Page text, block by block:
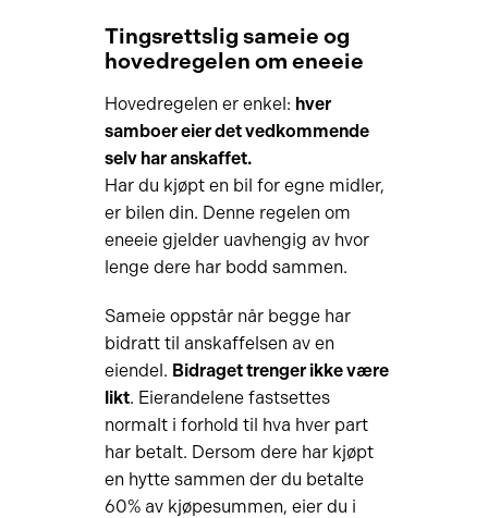
Tingsrettslig sameie og
hovedregelen om eneeie
Hovedregelen er enkel: hver
samboer eier det vedkommende
selv har anskaffet.
Har du kjøpt en bil for egne midler,
er bilen din. Denne regelen om
eneeie gjelder uavhengig av hvor
lenge dere har bodd sammen.
Sameie oppstår når begge har
bidratt til anskaffelsen av en
eiendel. Bidraget trenger ikke være
likt. Eierandelene fastsettes
normalt i forhold til hva hver part
har betalt. Dersom dere har kjøpt
en hytte sammen der du betalte
60% av kjøpesummen, eier du i